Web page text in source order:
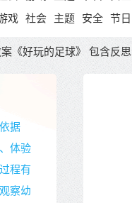
戏 社会 主题 安全 节日
《好玩的足球》 包含反思
据
体验
程有
察幼